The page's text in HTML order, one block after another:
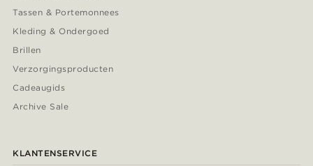
Tassen & Portemonnees
Kleding & Ondergoed
Brillen
Verzorgingsproducten
Cadeaugids
Archive Sale
KLANTENSERVICE